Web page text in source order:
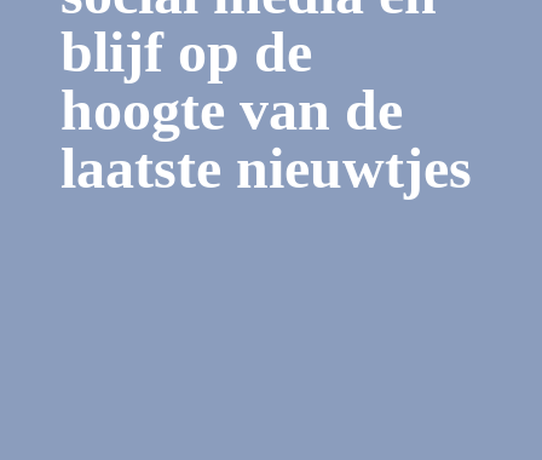
blijf op de
hoogte van de
laatste nieuwtjes